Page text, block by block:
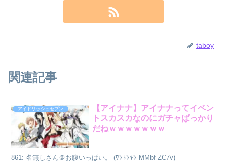
taboy
関連記事
アイドリッシュセブン
【アイナナ】アイナナってイベン
トスカスカなのにガチャばっかり
だねｗｗｗｗｗｗｗ
861: 名無しさん＠お腹いっぱい。 (ﾜﾝﾄﾝｷﾝ MMbf-ZC7v)